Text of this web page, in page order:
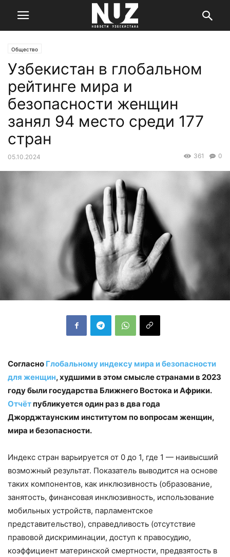
Общество
Узбекистан в глобальном
рейтинге мира и
безопасности женщин
занял 94 место среди 177
стран
05.10.2024 0
361
Согласно Глобальному индексу мира и безопасности
для женщин, худшими в этом смысле странами в 2023
году были государства Ближнего Востока и Африки.
Отчётпубликуется один раз в два года
Джорджтаунским институтом по вопросам женщин,
мира и безопасности.
Индекс стран варьируется от 0 до 1, где 1 — наивысший
возможный результат. Показатель выводится на основе
таких компонентов, как инклюзивность (образование,
занятость, финансовая инклюзивность, использование
мобильных устройств, парламентское
представительство), справедливость (отсутствие
правовой дискриминации, доступ к правосудию,
коэффициент материнской смертности, предвзятость в